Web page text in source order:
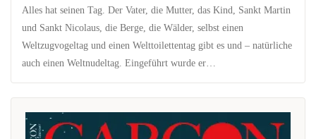
Alles hat seinen Tag. Der Vater, die Mutter, das Kind, Sankt Martin
und Sankt Nicolaus, die Berge, die Wälder, selbst einen
Weltzugvogeltag und einen Welttoilettentag gibt es und – natürliche
auch einen Weltnudeltag. Eingeführt wurde er…